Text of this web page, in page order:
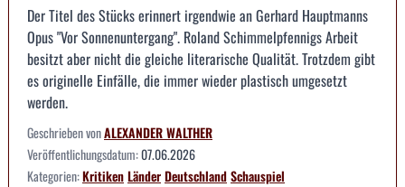
Der Titel des Stücks erinnert irgendwie an Gerhard Hauptmanns
Opus "Vor Sonnenuntergang". Roland Schimmelpfennigs Arbeit
besitzt aber nicht die gleiche literarische Qualität. Trotzdem gibt
es originelle Einfälle, die immer wieder plastisch umgesetzt
werden.
Geschrieben vonALEXANDER WALTHER
Veröffentlichungsdatum:07.06.2026
Kategorien:KritikenLänderDeutschlandSchauspiel